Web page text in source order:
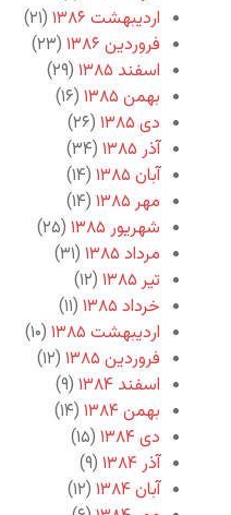
اردیبهشت ۱۳۸۶
(۲۱)
فروردین ۱۳۸۶
(۲۳)
اسفند ۱۳۸۵
(۲۹)
بهمن ۱۳۸۵
(۱۶)
دی ۱۳۸۵
(۲۶)
آذر ۱۳۸۵
(۳۴)
آبان ۱۳۸۵
(۱۴)
مهر ۱۳۸۵
(۱۴)
شهریور ۱۳۸۵
(۲۵)
مرداد ۱۳۸۵
(۳۱)
تیر ۱۳۸۵
(۱۲)
خرداد ۱۳۸۵
(۱۱)
اردیبهشت ۱۳۸۵
(۱۰)
فروردین ۱۳۸۵
(۱۲)
اسفند ۱۳۸۴
(۹)
بهمن ۱۳۸۴
(۱۴)
دی ۱۳۸۴
(۱۵)
آذر ۱۳۸۴
(۹)
آبان ۱۳۸۴
(۱۲)